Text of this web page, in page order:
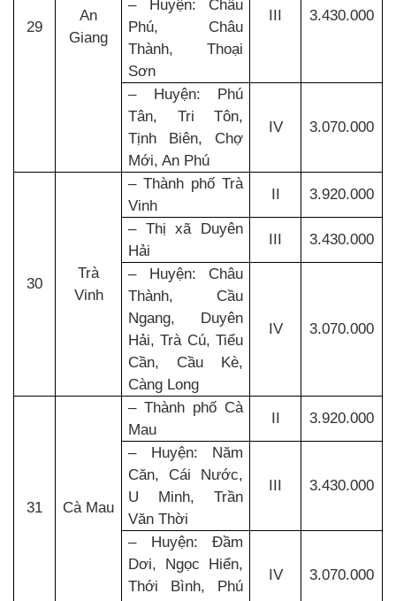
29
An
Giang
– Huyện: Châu
Phú, Châu
Thành, Thoại
Sơn
3.430.000
– Huyện: Phú
Tân, Tri Tôn,
Tịnh Biên, Chợ
Mới, An Phú
IV 3.070.000
30
Trà
Vinh
– Thành phố Trà
Vinh
3.920.000
– Thị xã Duyên
Hải
3.430.000
– Huyện: Châu
Thành, Cầu
Ngang, Duyên
Hải, Trà Cú, Tiểu
Cần, Cầu Kè,
Càng Long
IV 3.070.000
31 Cà Mau
– Thành phố Cà
Mau
3.920.000
– Huyện: Năm
Căn, Cái Nước,
U Minh, Trần
Văn Thời
3.430.000
– Huyện: Đầm
Dơi, Ngọc Hiển,
Thới Bình, Phú
IV 3.070.000